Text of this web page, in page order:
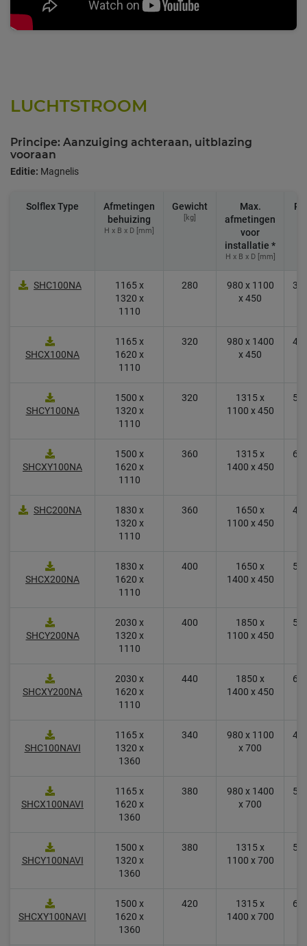
LUCHTSTROOM
Principe: Aanzuiging achteraan, uitblazing
vooraan
Editie: Magnelis
Solflex Type
Afmetingen
behuizing
H x B x D [mm]
Gewicht
[kg]
Max.
afmetingen
voor
installatie *
H x B x D [mm]
SHC100NA
1165 x
1320 x
1110
280
980 x 1100
x 450
SHCX100NA
1165 x
1620 x
1110
320
980 x 1400
x 450
SHCY100NA
1500 x
1320 x
1110
320
1315 x
1100 x 450
SHCXY100NA
1500 x
1620 x
1110
360
1315 x
1400 x 450
SHC200NA
1830 x
1320 x
1110
360
1650 x
1100 x 450
SHCX200NA
1830 x
1620 x
1110
400
1650 x
1400 x 450
SHCY200NA
2030 x
1320 x
1110
400
1850 x
1100 x 450
SHCXY200NA
2030 x
1620 x
1110
440
1850 x
1400 x 450
SHC100NAVI
1165 x
1320 x
1360
340
980 x 1100
x 700
SHCX100NAVI
1165 x
1620 x
1360
380
980 x 1400
x 700
SHCY100NAVI
1500 x
1320 x
1360
380
1315 x
1100 x 700
SHCXY100NAVI
1500 x
1620 x
1360
420
1315 x
1400 x 700